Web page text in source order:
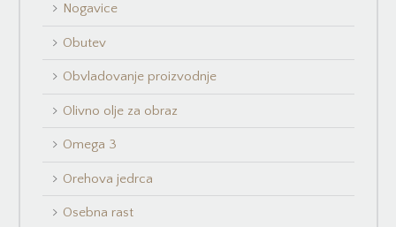
Nogavice
Obutev
Obvladovanje proizvodnje
Olivno olje za obraz
Omega 3
Orehova jedrca
Osebna rast